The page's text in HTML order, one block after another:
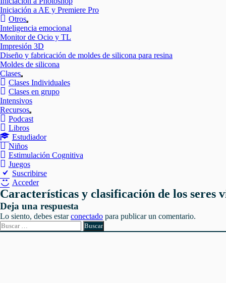
Iniciación a AE y Premiere Pro
Otros
Mostrar
el
submenú
Inteligencia emocional
Monitor de Ocio y TL
Impresión 3D
Diseño y fabricación de moldes de silicona para resina
Moldes de silicona
Clases
Mostrar
el
submenú
Clases Individuales
Clases en grupo
Intensivos
Recursos
Mostrar
el
Podcast
Libros
Estudiador
Niños
Estimulación Cognitiva
Juegos
Suscribirse
Acceder
Características y clasificación de los seres
Deja una respuesta
Lo siento, debes estarconectado para publicar un comentario.
Buscar: